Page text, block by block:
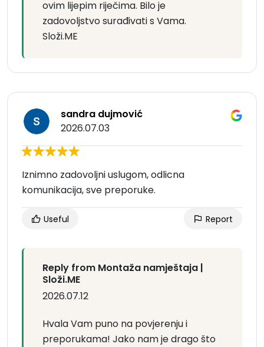
ovim lijepim riječima. Bilo je
zadovoljstvo surađivati s Vama.
Složi.ME
sandra dujmović
2026.07.03
Iznimno zadovoljni uslugom, odlicna
komunikacija, sve preporuke.
Useful Report
Reply from Montaža namještaja |
Složi.ME
2026.07.12
Hvala Vam puno na povjerenju i
preporukama! Jako nam je drago što